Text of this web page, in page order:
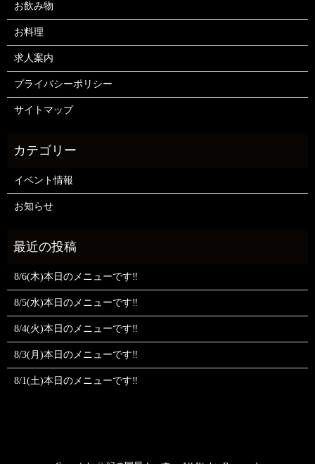
お飲み物
お料理
求人案内
プライバシーポリシー
サイトマップ
イベント情報
お知らせ
8/6(木)本日のメニューです‼️
8/5(水)本日のメニューです‼️
8/4(火)本日のメニューです‼️
8/3(月)本日のメニューです‼️
8/1(土)本日のメニューです‼️